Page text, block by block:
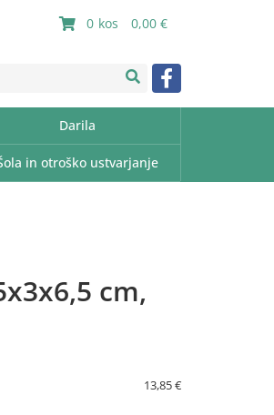
0 0,00
Darila
in otroško ustvarjanje
cm,
13,85 €